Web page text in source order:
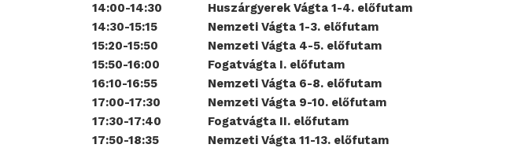
14:00-14:30
Huszárgyerek Vágta 1-4. előfutam
14:30-15:15
Nemzeti Vágta 1-3. előfutam
15:20-15:50
Nemzeti Vágta 4-5. előfutam
15:50-16:00
Fogatvágta I. előfutam
16:10-16:55
Nemzeti Vágta 6-8. előfutam
17:00-17:30
Nemzeti Vágta 9-10. előfutam
17:30-17:40
Fogatvágta II. előfutam
17:50-18:35
Nemzeti Vágta 11-13. előfutam